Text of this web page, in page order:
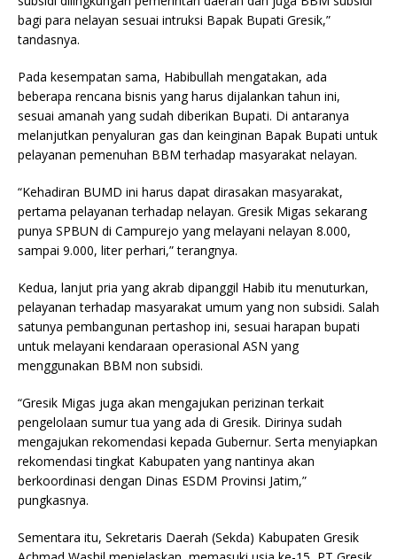
bagi para nelayan sesuai intruksi Bapak Bupati Gresik,”
tandasnya.
Pada kesempatan sama, Habibullah mengatakan, ada
beberapa rencana bisnis yang harus dijalankan tahun ini,
sesuai amanah yang sudah diberikan Bupati. Di antaranya
melanjutkan penyaluran gas dan keinginan Bapak Bupati untuk
pelayanan pemenuhan BBM terhadap masyarakat nelayan.
“Kehadiran BUMD ini harus dapat dirasakan masyarakat,
pertama pelayanan terhadap nelayan. Gresik Migas sekarang
punya SPBUN di Campurejo yang melayani nelayan 8.000,
sampai 9.000, liter perhari,” terangnya.
Kedua, lanjut pria yang akrab dipanggil Habib itu menuturkan,
pelayanan terhadap masyarakat umum yang non subsidi. Salah
satunya pembangunan pertashop ini, sesuai harapan bupati
untuk melayani kendaraan operasional ASN yang
menggunakan BBM non subsidi.
“Gresik Migas juga akan mengajukan perizinan terkait
pengelolaan sumur tua yang ada di Gresik. Dirinya sudah
mengajukan rekomendasi kepada Gubernur. Serta menyiapkan
rekomendasi tingkat Kabupaten yang nantinya akan
berkoordinasi dengan Dinas ESDM Provinsi Jatim,”
pungkasnya.
Sementara itu, Sekretaris Daerah (Sekda) Kabupaten Gresik